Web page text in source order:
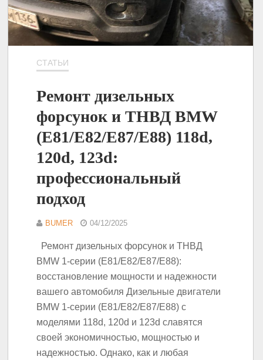
СТАТЬИ
Ремонт дизельных
форсунок и ТНВД BMW
(E81/E82/E87/E88) 118d,
120d, 123d:
профессиональный
подход
BUMER 04/12/2025
Ремонт дизельных форсунок и ТНВД
BMW 1-серии (E81/E82/E87/E88):
восстановление мощности и надежности
вашего автомобиля Дизельные двигатели
BMW 1-серии (E81/E82/E87/E88) с
моделями 118d, 120d и 123d славятся
своей экономичностью, мощностью и
надежностью. Однако, как и любая